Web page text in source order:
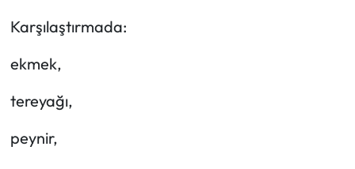
Karşılaştırmada:
ekmek,
tereyağı,
peynir,
Siyaset
Spor
Sungurlu Haberleri